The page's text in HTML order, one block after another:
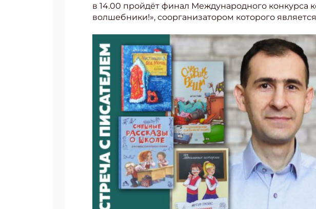
в 14.00 пройдёт финал Международного конкурса
волшебники!», соорганизатором которого